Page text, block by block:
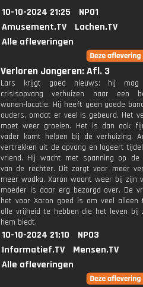
10-10-2024 21:25
NPO1
Amusement.TV
Lachen.TV
Alle afleveringen
Verloren Jongeren: Afl. 3
Lars krijgt goed nieuws: hij
crisisopvang verhuizen naar een
wonen-locatie. Hij heeft geen goede
ouders, omdat er veel is gebeurd. Het
moet weer groeien. Het is dan ook
vader komt helpen bij de verhuizing.
vertrekken uit de opvang en logeert
vriend. Hij wacht met spanning op de
van de rechter. Dit zorgt voor meer
meer wodka. Xaron woont weer bij zijn
moeder is daar erg bezorgd over. De
het voor Xaron goed is om veel alleen
alle vrijheid te hebben die het leven bij
hem biedt.
10-10-2024 21:10
NPO3
Informatief.TV
Mensen.TV
Alle afleveringen